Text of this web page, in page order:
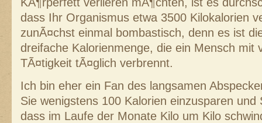
dass Ihr Organismus etwa 3500 Kilokalorien
zunÃ¤chst einmal bombastisch, denn es ist
dreifache Kalorienmenge, die ein Mensch mit
TÃ¤tigkeit tÃ¤glich verbrennt.
Ich bin eher ein Fan des langsamen
Sie wenigstens 100 Kalorien einzusparen und
dass im Laufe der Monate Kilo um Kilo